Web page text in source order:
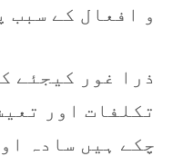
و افعال کے سبب
ذرا غور کیجئے
تکلفات اور
چکے ہیں سادہ